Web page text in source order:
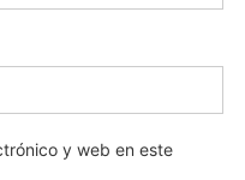
y web en este